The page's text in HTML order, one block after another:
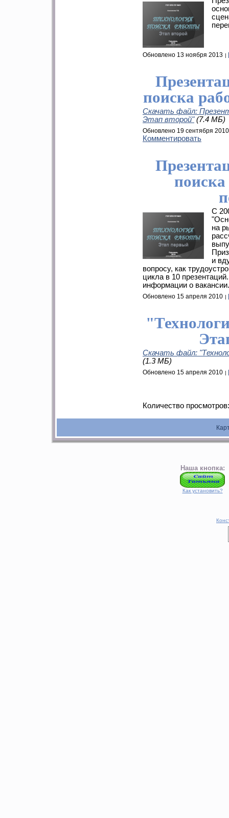
Обновлено 13 ноября 2013
поиска
Скачать файл:
Этап второй"(7.4 МБ)
Обновлено 19 сентября 2010
Комментировать
С
на
и
вопросу, как
цикла в 10
информации о вакансии.
Обновлено 15 апреля 2010
Скачать файл:
(1.3 МБ)
Обновлено 15 апреля 2010
Количество
Наша кнопка:
Как установить?